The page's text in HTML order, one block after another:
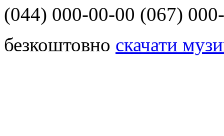
(044) 000-00-00 (067)
безкоштовно скачати